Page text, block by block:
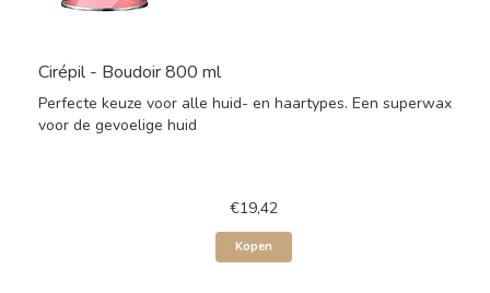
Cirépil - Boudoir 800 ml
Perfecte keuze voor alle huid- en haartypes. Een superwax
voor de gevoelige huid
€19,42
Kopen